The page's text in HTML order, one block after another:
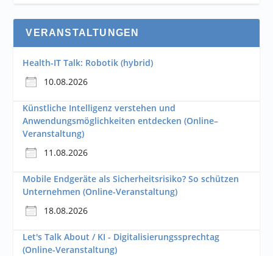
VERANSTALTUNGEN
Health-IT Talk: Robotik (hybrid)
10.08.2026
Künstliche Intelligenz verstehen und
Anwendungsmöglichkeiten entdecken (Online–
Veranstaltung)
11.08.2026
Mobile Endgeräte als Sicherheitsrisiko? So schützen
Unternehmen (Online-Veranstaltung)
18.08.2026
Let's Talk About / KI - Digitalisierungssprechtag
(Online-Veranstaltung)